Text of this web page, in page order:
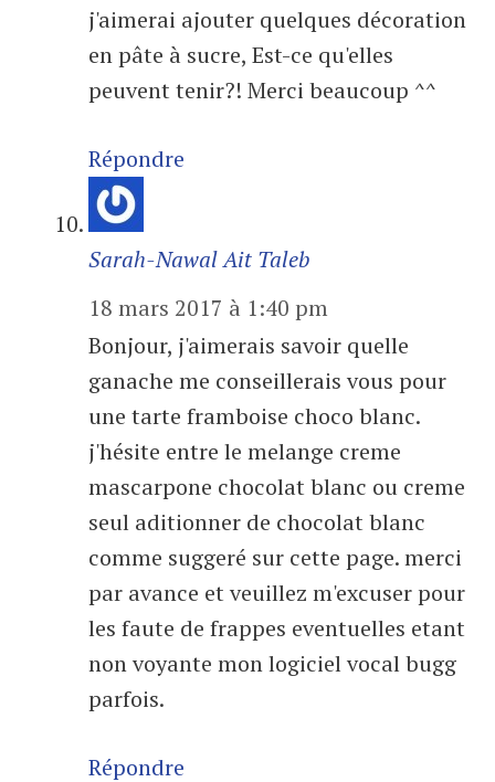
j'aimerai ajouter quelques décoration
en pâte à sucre, Est-ce qu'elles
peuvent tenir?! Merci beaucoup ^^
Répondre
Sarah-Nawal Ait Taleb
18 mars 2017 à 1:40 pm
Bonjour, j'aimerais savoir quelle
ganache me conseillerais vous pour
une tarte framboise choco blanc.
j'hésite entre le melange creme
mascarpone chocolat blanc ou creme
seul aditionner de chocolat blanc
comme suggeré sur cette page. merci
par avance et veuillez m'excuser pour
les faute de frappes eventuelles etant
non voyante mon logiciel vocal bugg
parfois.
Répondre